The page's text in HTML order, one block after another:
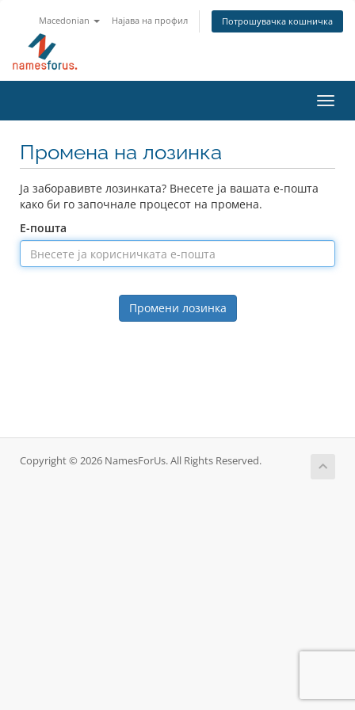
Macedonian Најава на профил Потрошувачка кошничка
Промена на лозинка
Ја заборавивте лозинката? Внесете ја вашата е-пошта
како би го започнале процесот на промена.
Е-пошта
Промени лозинка
Copyright © 2026 NamesForUs. All Rights Reserved.